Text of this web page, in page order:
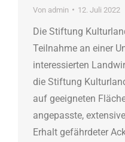
Von admin 12. Juli 2022
Die Stiftung
Teilnahme an einer
interessierten
die Stiftung
auf geeigneten
angepasste,
Erhalt gefährdeter